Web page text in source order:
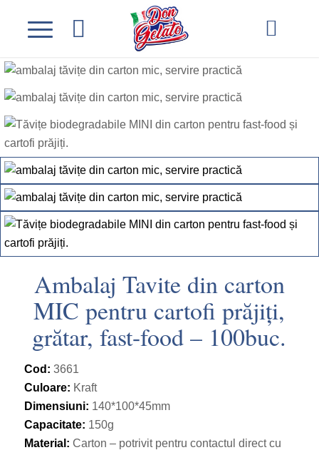
Ambalaj Tavite din carton
MIC pentru cartofi prăjiți,
grătar, fast-food – 100buc.
Cod: 3661
Culoare: Kraft
Dimensiuni: 140*100*45mm
Capacitate: 150g
Material: Carton – potrivit pentru contactul direct cu